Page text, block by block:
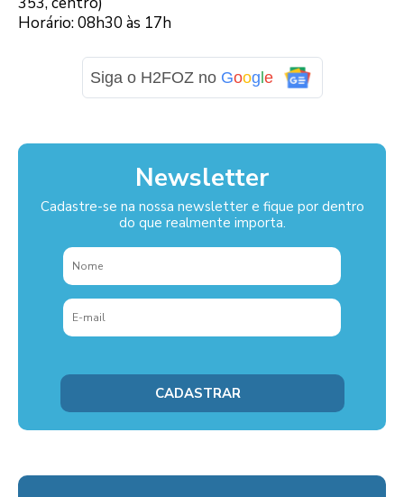
Horário: 08h30 às 17h
Siga o H2FOZ no Google
Newsletter
Cadastre-se na nossa newsletter e fique por dentro
do que realmente importa.